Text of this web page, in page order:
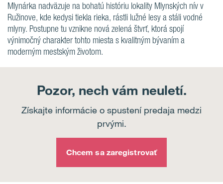
Mlynárka nadväzuje na bohatú históriu lokality Mlynských nív v
Ružinove, kde kedysi tiekla rieka, rástli lužné lesy a stáli vodné
mlyny. Postupne tu vznikne nová zelená štvrť, ktorá spojí
výnimočný charakter tohto miesta s kvalitným bývaním a
moderným mestským životom.
Pozor, nech vám neuletí.
Získajte informácie o spustení predaja medzi
prvými.
Chcem sa zaregistrovať